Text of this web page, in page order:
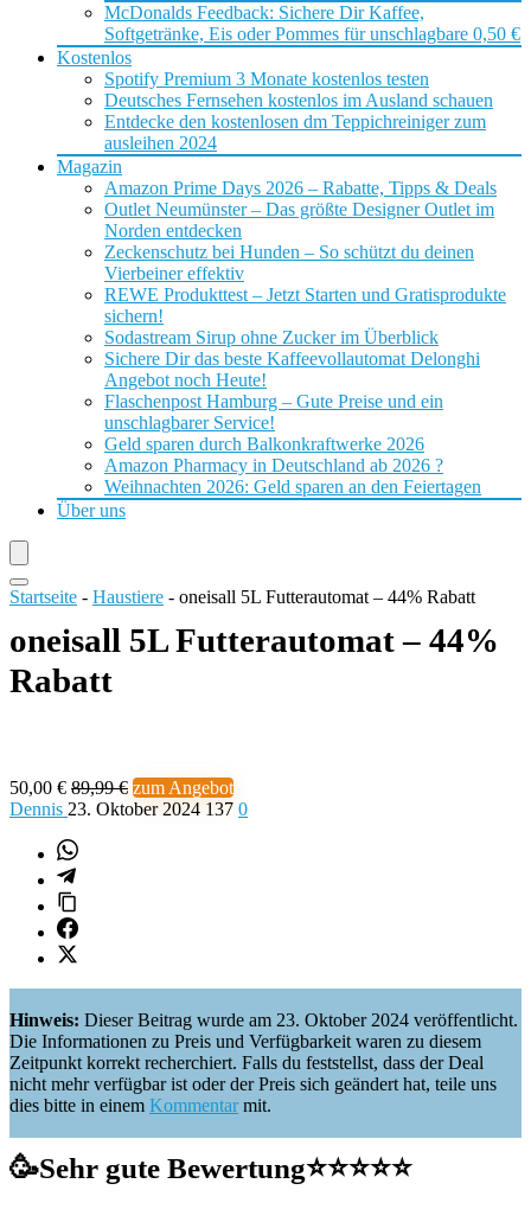
McDonalds Feedback: Sichere Dir Kaffee,
Softgetränke, Eis oder Pommes für unschlagbare 0,50 €
Kostenlos
Spotify Premium 3 Monate kostenlos testen
Deutsches Fernsehen kostenlos im Ausland schauen
Entdecke den kostenlosen dm Teppichreiniger zum
ausleihen 2024
Magazin
Amazon Prime Days 2026 – Rabatte, Tipps & Deals
Outlet Neumünster – Das größte Designer Outlet im
Norden entdecken
Zeckenschutz bei Hunden – So schützt du deinen
Vierbeiner effektiv
REWE Produkttest – Jetzt Starten und Gratisprodukte
sichern!
Sodastream Sirup ohne Zucker im Überblick
Sichere Dir das beste Kaffeevollautomat Delonghi
Angebot noch Heute!
Flaschenpost Hamburg – Gute Preise und ein
unschlagbarer Service!
Geld sparen durch Balkonkraftwerke 2026
Amazon Pharmacy in Deutschland ab 2026 ?
Weihnachten 2026: Geld sparen an den Feiertagen
Über uns
Startseite - Haustiere - oneisall 5L Futterautomat – 44% Rabatt
oneisall 5L Futterautomat – 44%
Rabatt
50,00 € 89,99 € zum Angebot
Dennis 23. Oktober 2024 137 0
Hinweis: Dieser Beitrag wurde am 23. Oktober 2024 veröffentlicht.
Die Informationen zu Preis und Verfügbarkeit waren zu diesem
Zeitpunkt korrekt recherchiert. Falls du feststellst, dass der Deal
nicht mehr verfügbar ist oder der Preis sich geändert hat, teile uns
dies bitte in einem Kommentarmit.
🥳Sehr gute Bewertung⭐️⭐️⭐️⭐️⭐️